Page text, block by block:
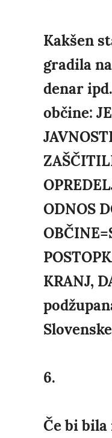
Kakšen
gradila
denar
občine:
ODNOS
KRANJ,
6.
Če bi